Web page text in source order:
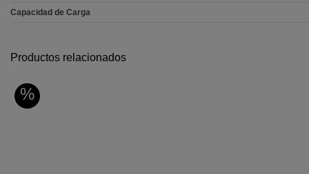
Capacidad de Carga
Productos relacionados
%